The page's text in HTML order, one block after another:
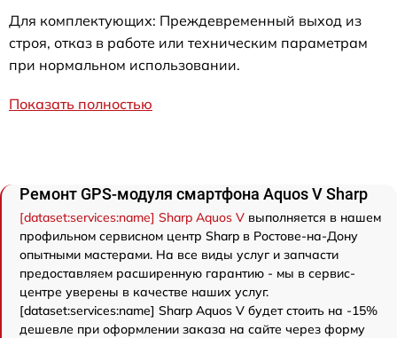
Для комплектующих: Преждевременный выход из
строя, отказ в работе или техническим параметрам
при нормальном использовании.
Показать полностью
Ремонт GPS-модуля смартфона Aquos V Sharp
[dataset:services:name] Sharp Aquos V выполняется в нашем
профильном сервисном центр Sharp в Ростове-на-Дону
опытными мастерами. На все виды услуг и запчасти
предоставляем расширенную гарантию - мы в сервис-
центре уверены в качестве наших услуг.
[dataset:services:name] Sharp Aquos V будет стоить на -15%
дешевле при оформлении заказа на сайте через форму